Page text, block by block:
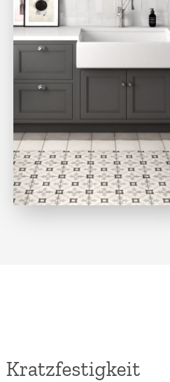
Kratzfestigkeit